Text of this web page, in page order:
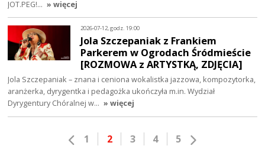
JOT.PEG!… » więcej
2026-07-12, godz. 19:00
Jola Szczepaniak z Frankiem
Parkerem w Ogrodach Śródmieście
[ROZMOWA z ARTYSTKĄ, ZDJĘCIA]
Jola Szczepaniak – znana i ceniona wokalistka jazzowa, kompozytorka,
aranżerka, dyrygentka i pedagożka ukończyła m.in. Wydział
Dyrygentury Chóralnej w… » więcej
1 2 3 4 5